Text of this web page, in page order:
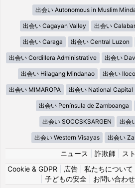
出会い Autonomous in Muslim
出会い Cagayan Valley 出会い
出会い Caraga 出会い Central Luzon
出会い Cordillera Administrative 出会い
出会い Hilagang Mindanao 出会い
出会い MIMAROPA 出会い National Capital
出会い Península de Zamboanga
出会い SOCCSKSARGEN 出会
出会い Western Visayas 出会い
ニュース 詐欺師 ス
Cookie & GDPR
広告 私たちについて
子どもの安全| お問い合わせ